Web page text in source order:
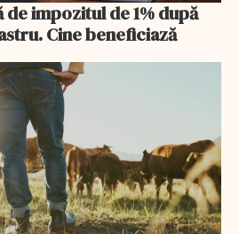
impozitul de 1% după
Cine beneficiază